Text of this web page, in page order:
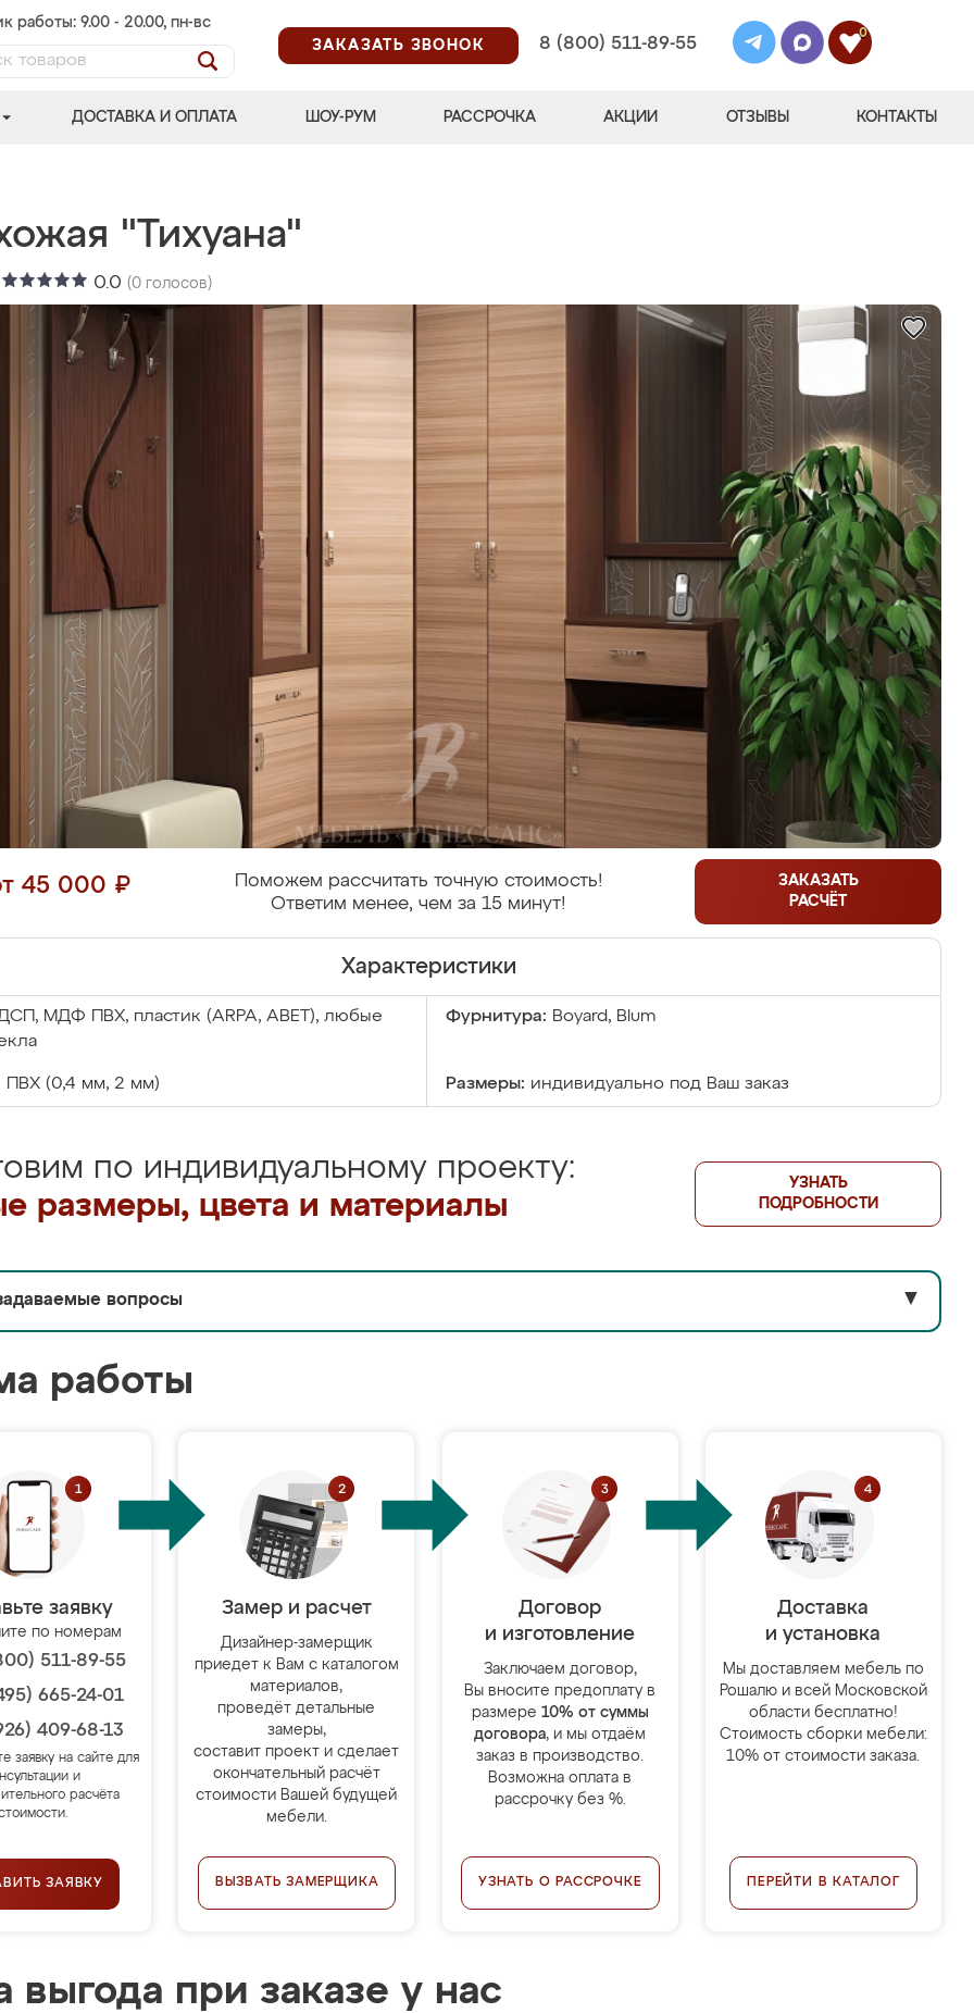
работы: 9.00 - 20.00, пн-вс
ЗАКАЗАТЬ ЗВОНОК
8 (800) 511-89-55
0
ДОСТАВКА И ОПЛАТА ШОУ-РУМ РАССРОЧКА АКЦИИ ОТЗЫВЫ КОНТАКТЫ
"Тихуана"
0.0 (0 голосов)
45 000 ₽
Поможем рассчитать точную стоимость!
Ответим менее, чем за 15 минут!
ЗАКАЗАТЬ
РАСЧЁТ
Характеристики
МДФ ПВХ, пластик (ARPA, ABET), любые
Фурнитура: Boyard, Blum
ПВХ (0,4 мм, 2 мм) Размеры: индивидуально под Ваш заказ
по индивидуальному проекту:
размеры, цвета и материалы
УЗНАТЬ
ПОДРОБНОСТИ
вопросы ▼
работы
заявку
по номерам
511-89-55
665-24-01
409-68-13
заявку на сайте для
и
расчёта
ЗАЯВКУ
Замер и расчет
Дизайнер-замерщик
приедет к Вам с каталогом
материалов,
проведёт детальные
замеры,
составит проект и сделает
окончательный расчёт
стоимости Вашей будущей
мебели.
ВЫЗВАТЬ ЗАМЕРЩИКА
Договор
и изготовление
Заключаем договор,
Вы вносите предоплату в
размере 10% от суммы
договора, и мы отдаём
заказ в производство.
Возможна оплата в
рассрочку без %.
УЗНАТЬ О РАССРОЧКЕ
Доставка
и установка
Мы доставляем мебель по
Рошалю и всей Московской
области бесплатно!
Стоимость сборки мебели:
10% от стоимости заказа.
ПЕРЕЙТИ В КАТАЛОГ
выгода при заказе у нас